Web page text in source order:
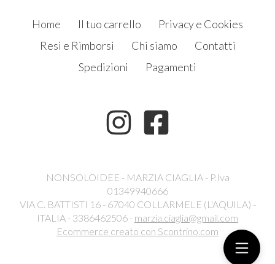
Home Il tuo carrello
Privacy e Cookies
Resi e Rimborsi
Chi siamo
Contatti
Spedizioni
Pagamenti
NONSOLOIDEE - MARZIA CIAGLIA - P.Iva
01349940666
VIA C. BATTISTI 16 - 67040 COLLARMELE (L'AQUILA) -
ITALIA - 3386462506 - marzia.ciaglia@gmail.com
Ecommerce creato con Scontrino.com